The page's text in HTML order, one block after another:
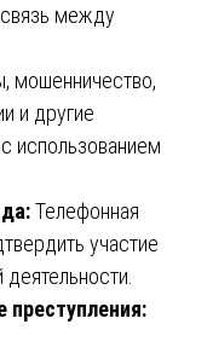
между
мошенничество,
и другие
использованием
Телефонная
участие
преступления: